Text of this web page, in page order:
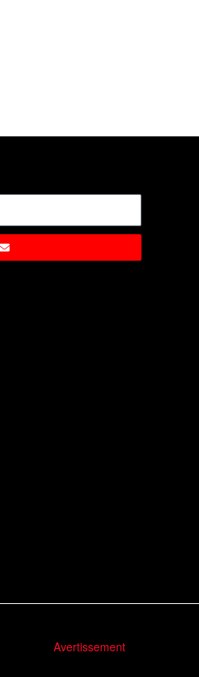
Avertissement